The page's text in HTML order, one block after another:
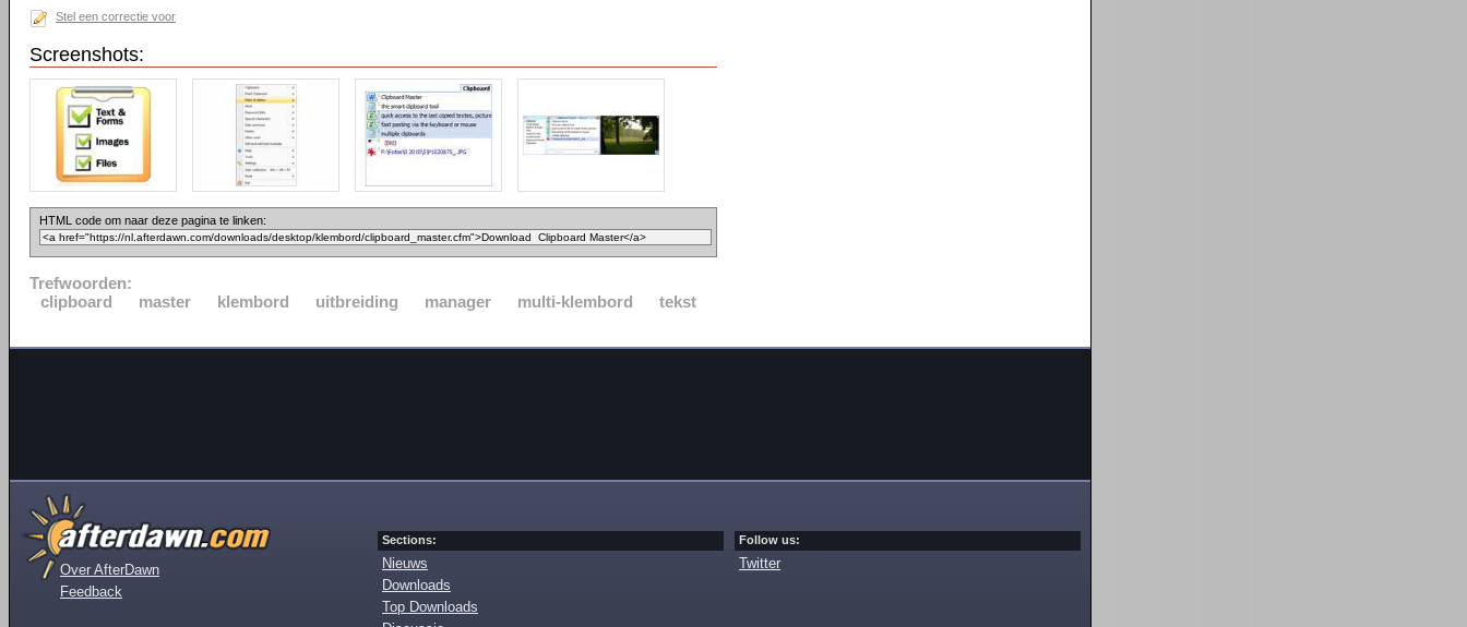
Stel een correctie voor
Screenshots:
HTML code om naar deze pagina te linken:
Trefwoorden:
clipboard
master klembord uitbreiding manager multi-klembord tekst
Over AfterDawn
Feedback
Sections:
Nieuws
Downloads
Top Downloads
Follow us:
Twitter